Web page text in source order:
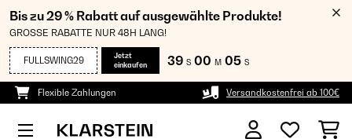
Bis zu 29 % Rabatt auf ausgewählte Produkte!
GROSSE RABATTE NUR 48H LANG!
FULLSWING29
Jetzt
einkaufen
39 S 00 M 05 S
Flexible Zahlungen Versandkostenfrei ab 100€